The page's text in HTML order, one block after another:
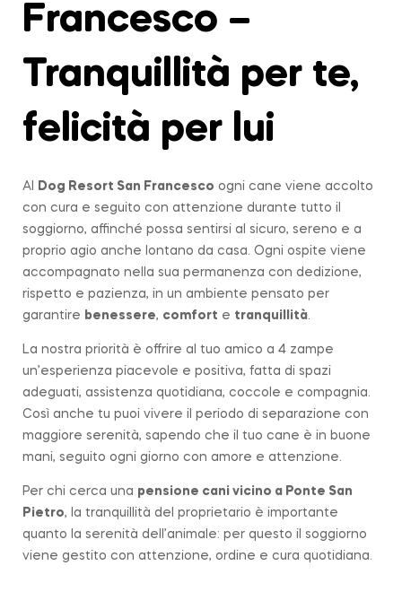
Francesco –
Tranquillità per te,
felicità per lui
Al Dog Resort San Francesco ogni cane viene accolto
con cura e seguito con attenzione durante tutto il
soggiorno, affinché possa sentirsi al sicuro, sereno e a
proprio agio anche lontano da casa. Ogni ospite viene
accompagnato nella sua permanenza con dedizione,
rispetto e pazienza, in un ambiente pensato per
garantire benessere, comfort e tranquillità
La nostra priorità è offrire al tuo amico a 4 zampe
un’esperienza piacevole e positiva, fatta di spazi
adeguati, assistenza quotidiana, coccole e compagnia.
Così anche tu puoi vivere il periodo di separazione con
maggiore serenità, sapendo che il tuo cane è in buone
mani, seguito ogni giorno con amore e attenzione.
Per chi cerca una pensione cani vicino a Ponte San
Pietro, la tranquillità del proprietario è importante
quanto la serenità dell’animale: per questo il soggiorno
viene gestito con attenzione, ordine e cura quotidiana.